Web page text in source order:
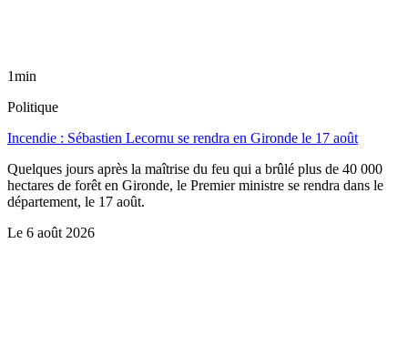
1min
Politique
Incendie : Sébastien Lecornu se rendra en Gironde le 17 août
Quelques jours après la maîtrise du feu qui a brûlé plus de 40 000
hectares de forêt en Gironde, le Premier ministre se rendra dans le
département, le 17 août.
Le 6 août 2026